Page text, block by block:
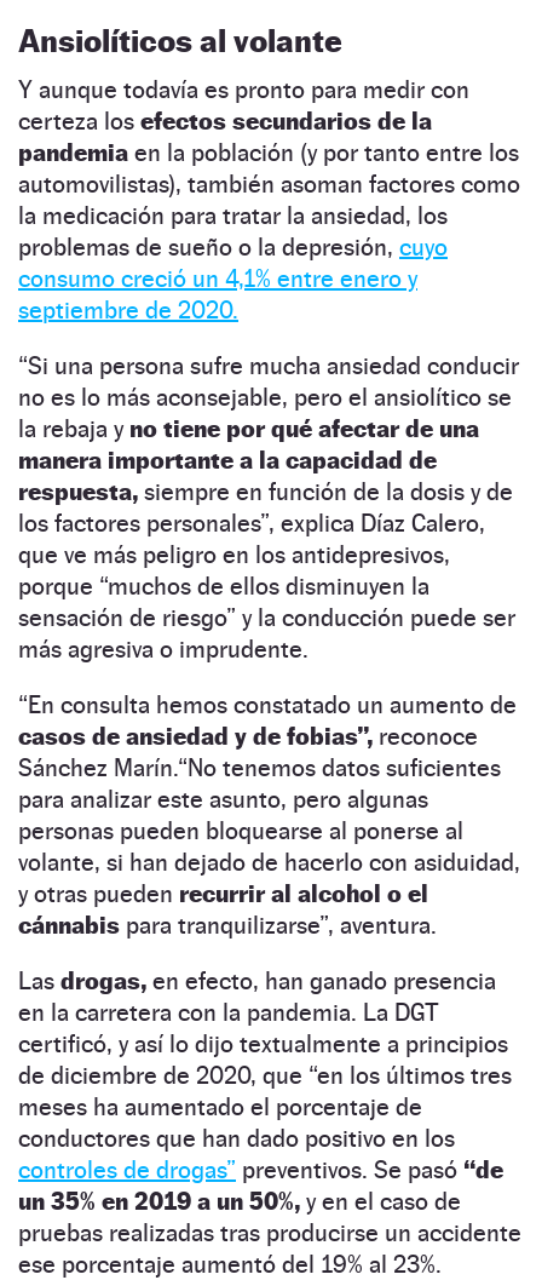
Ansiolíticos al volante
Y aunque todavía es pronto para medir con
certeza los efectos secundarios de la
pandemia en la población (y por tanto entre los
automovilistas), también asoman factores como
la medicación para tratar la ansiedad, los
problemas de sueño o la depresión, cuyo
consumo creció un 4,1% entre enero y
septiembre de 2020.
“Si una persona sufre mucha ansiedad conducir
no es lo más aconsejable, pero el ansiolítico se
la rebaja y no tiene por qué afectar de una
manera importante a la capacidad de
respuesta, siempre en función de la dosis y de
los factores personales”, explica Díaz Calero,
que ve más peligro en los antidepresivos,
porque “muchos de ellos disminuyen la
sensación de riesgo” y la conducción puede ser
más agresiva o imprudente.
“En consulta hemos constatado un aumento de
casos de ansiedad y de fobias”, reconoce
Sánchez Marín.“No tenemos datos suficientes
para analizar este asunto, pero algunas
personas pueden bloquearse al ponerse al
volante, si han dejado de hacerlo con asiduidad,
y otras pueden recurrir al alcohol o el
cánnabis para tranquilizarse”, aventura.
Las drogas, en efecto, han ganado presencia
en la carretera con la pandemia. La DGT
certificó, y así lo dijo textualmente a principios
de diciembre de 2020, que “en los últimos tres
meses ha aumentado el porcentaje de
conductores que han dado positivo en los
controles de drogas” preventivos. Se pasó “de
un 35% en 2019 a un 50%, y en el caso de
pruebas realizadas tras producirse un accidente
ese porcentaje aumentó del 19% al 23%.